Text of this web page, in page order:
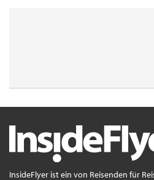
InsideFlyer ist ein von Reisenden für